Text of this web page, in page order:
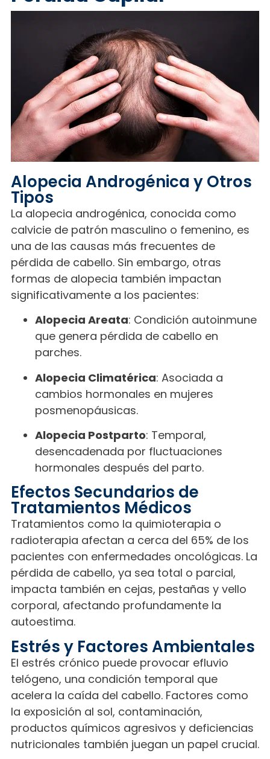
Alopecia Androgénica y Otros
Tipos
La alopecia androgénica, conocida como
calvicie de patrón masculino o femenino, es
una de las causas más frecuentes de
pérdida de cabello. Sin embargo, otras
formas de alopecia también impactan
significativamente a los pacientes:
Alopecia Areata: Condición autoinmune
que genera pérdida de cabello en
parches.
Alopecia Climatérica: Asociada a
cambios hormonales en mujeres
posmenopáusicas.
Alopecia Postparto: Temporal,
desencadenada por fluctuaciones
hormonales después del parto.
Efectos Secundarios de
Tratamientos Médicos
Tratamientos como la quimioterapia o
radioterapia afectan a cerca del 65% de los
pacientes con enfermedades oncológicas. La
pérdida de cabello, ya sea total o parcial,
impacta también en cejas, pestañas y vello
corporal, afectando profundamente la
autoestima.
Estrés y Factores Ambientales
El estrés crónico puede provocar efluvio
telógeno, una condición temporal que
acelera la caída del cabello. Factores como
la exposición al sol, contaminación,
productos químicos agresivos y deficiencias
nutricionales también juegan un papel crucial.